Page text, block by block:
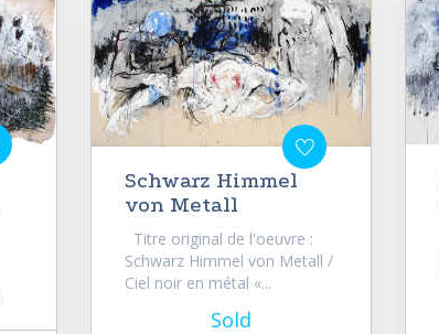
Schwarz Himmel
von Metall
Titre original de l'oeuvre :
Schwarz Himmel von Metall /
Ciel noir en métal «...
Sold